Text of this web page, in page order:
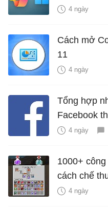
năng mới
4 ngày
Cách mở
11
4 ngày
Tổng hợp
Facebook
4 ngày
1000+
cách chế
4 ngày